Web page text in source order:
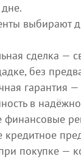
выбирают
сделка —
без
гарантия
в
финансовые
кредитное
покупке —